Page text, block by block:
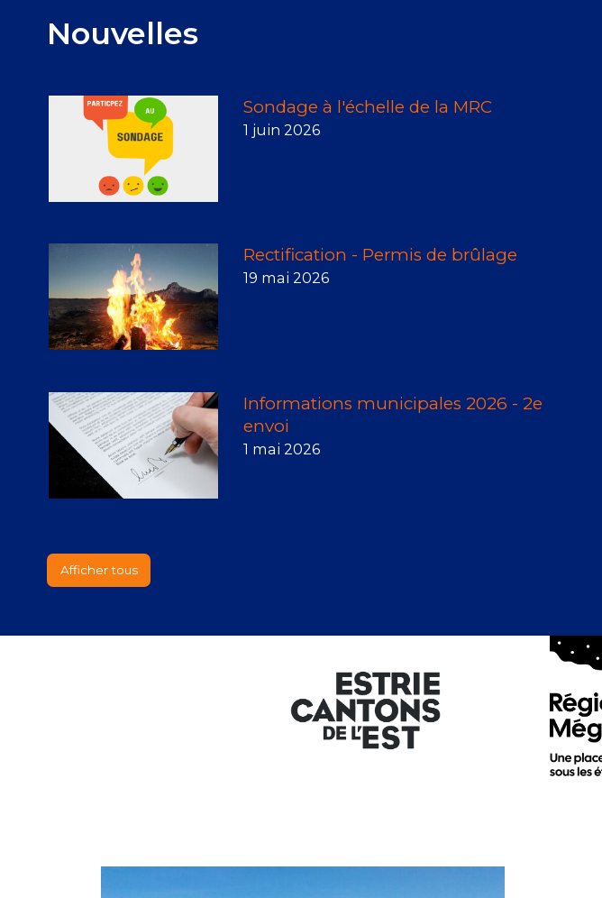
Nouvelles
Sondage à l'échelle de la MRC
1 juin 2026
Rectification - Permis de brûlage
19 mai 2026
Informations municipales 2026 - 2e
envoi
1 mai 2026
Afficher tous